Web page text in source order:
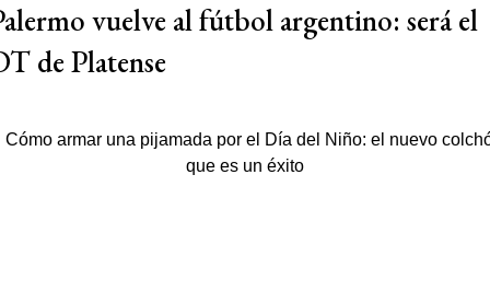
vuelve al fútbol argentino: será el
de Platense